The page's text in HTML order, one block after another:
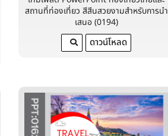
สถานที่ท่องเที่ยว สีสีนสวยงามสำหรับการนำ
เสนอ (0194)
ดาวน์โหลด